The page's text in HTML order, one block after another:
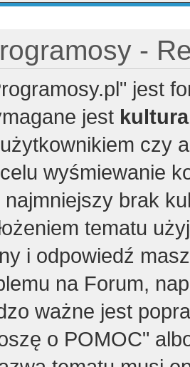
-
jest
jest
czy
wyśmiewanie
brak
tematu
i odpowiedź
na Forum,
ważne jest
o POMOC"